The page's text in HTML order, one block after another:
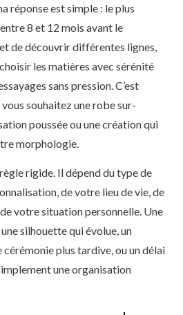
réponse est simple : le plus
8 et 12 mois avant le
de découvrir différentes lignes,
les matières avec sérénité
sans pression. C’est
souhaitez une robe sur-
poussée ou une création qui
morphologie.
rigide. Il dépend du type de
de votre lieu de vie, de
de votre situation personnelle. Une
silhouette qui évolue, un
cérémonie plus tardive, ou un délai
une organisation